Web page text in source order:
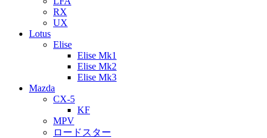
RX
UX
Lotus
Elise
Elise Mk1
Elise Mk2
Elise Mk3
Mazda
CX-5
KF
MPV
ロードスター